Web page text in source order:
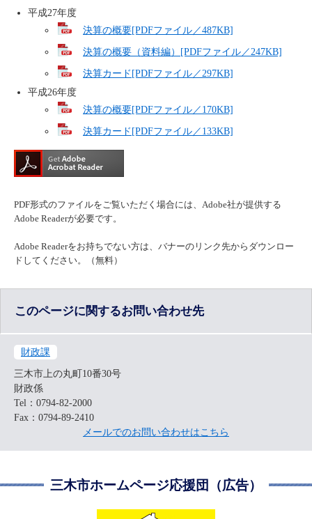
平成27年度
決算の概要[PDFファイル／487KB]
決算の概要（資料編）[PDFファイル／247KB]
決算カード[PDFファイル／297KB]
平成26年度
決算の概要[PDFファイル／170KB]
決算カード[PDFファイル／133KB]
PDF形式のファイルをご覧いただく場合には、Adobe社が提供する
Adobe Readerが必要です。
Adobe Readerをお持ちでない方は、バナーのリンク先からダウンロー
ドしてください。（無料）
このページに関するお問い合わせ先
財政課
三木市上の丸町10番30号
財政係
Tel：0794-82-2000
Fax：0794-89-2410
メールでのお問い合わせはこちら
三木市ホームページ応援団（広告）